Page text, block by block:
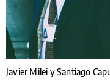
Javier Milei y Santiago